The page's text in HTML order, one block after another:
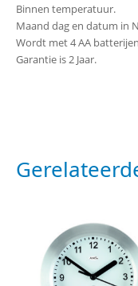
Binnen temperatuur.
Maand dag en datum in
Wordt met 4 AA
Garantie is 2 Jaar.